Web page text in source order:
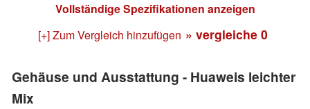
Vollständige Spezifikationen anzeigen
[+] Zum Vergleich hinzufügen » vergleiche 0
Gehäuse und Ausstattung - Huaweis leichter
Mix